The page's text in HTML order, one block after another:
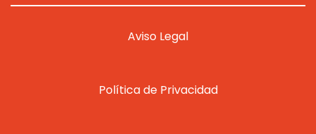
Aviso Legal
Política de Privacidad